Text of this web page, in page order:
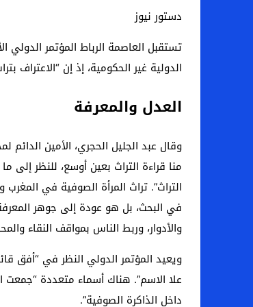
عالم الجريمة – ب الأمن
عالم الجريمة – قُتل أربعة
مال و اعمال – انكماش
دستور نيوز
تستقبل العاصمة الرباط المؤتمر الدولي
الدولية غير الحكومية، إذ إن
العدل والمعرفة
وقال عبد الجليل الحجري، الأمين
منا قراءة التراث بعين أوسع، للنظر
التراث”. تراث المرأة الصوفية في
في البحث، بل هو عودة إلى جوهر
والأدوار، وربط الناس بمواقف النقاء
ويعيد المؤتمر الدولي النظر في “أفق
علا الاسم”. هناك أسماء متعددة “جمعت
داخل الذاكرة الصوفية”.